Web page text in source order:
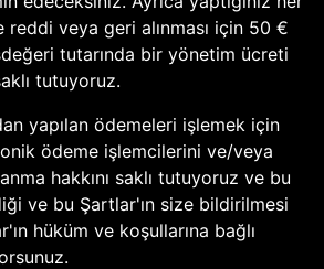
veya geri alınması için 50 €
tutarında bir yönetim ücreti
tutuyoruz.
yapılan ödemeleri işlemek için
ödeme işlemcilerini ve/veya
hakkını saklı tutuyoruz ve bu
ve bu Şartlar'ın size bildirilmesi
hüküm ve koşullarına bağlı